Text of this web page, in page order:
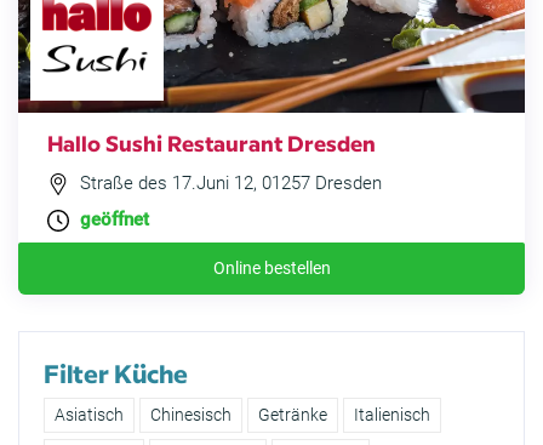
Hallo Sushi Restaurant Dresden
Straße des 17.Juni 12, 01257 Dresden
geöffnet
Online bestellen
Filter Küche
Asiatisch Chinesisch Getränke Italienisch